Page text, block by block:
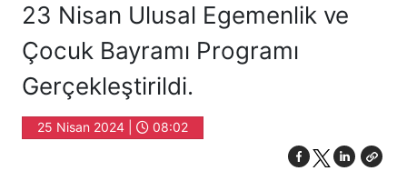
23 Nisan Ulusal Egemenlik ve
Çocuk Bayramı Programı
Gerçekleştirildi.
25 Nisan 2024 | 08:02